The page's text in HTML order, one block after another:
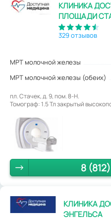
КЛИНИКА
ПЛОЩАДИ
329 отзывов
МРТ молочной железы
МРТ молочной железы (обеих)
пл. Стачек, д. 9, пом. 8-Н.
Томограф: 1.5 Тл закрытый
8
КЛИНИКА
ЭНГЕЛЬСА